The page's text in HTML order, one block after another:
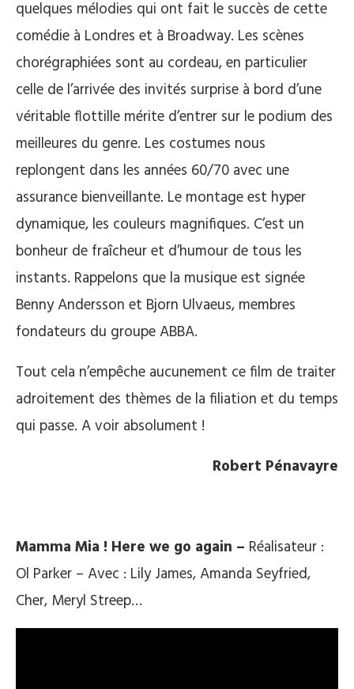
quelques mélodies qui ont fait le succès de cette
comédie à Londres et à Broadway. Les scènes
chorégraphiées sont au cordeau, en particulier
celle de l’arrivée des invités surprise à bord d’une
véritable flottille mérite d’entrer sur le podium des
meilleures du genre. Les costumes nous
replongent dans les années 60/70 avec une
assurance bienveillante. Le montage est hyper
dynamique, les couleurs magnifiques. C’est un
bonheur de fraîcheur et d’humour de tous les
instants. Rappelons que la musique est signée
Benny Andersson et Bjorn Ulvaeus, membres
fondateurs du groupe ABBA.
Tout cela n’empêche aucunement ce film de traiter
adroitement des thèmes de la filiation et du temps
qui passe. A voir absolument !
Robert Pénavayre
Mamma Mia ! Here we go again – Réalisateur :
Ol Parker – Avec : Lily James, Amanda Seyfried,
Cher, Meryl Streep…